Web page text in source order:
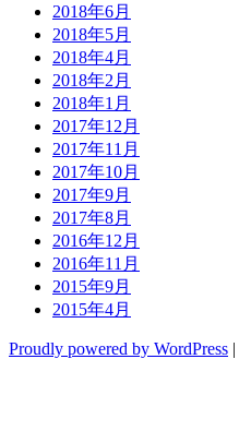
2018年6月
2018年5月
2018年4月
2018年2月
2018年1月
2017年12月
2017年11月
2017年10月
2017年9月
2017年8月
2016年12月
2016年11月
2015年9月
2015年4月
Proudly powered by WordPress |